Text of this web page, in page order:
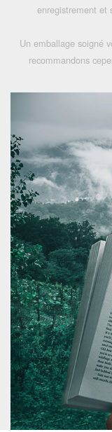
enregistrement et
Un emballage soigné
recommandons